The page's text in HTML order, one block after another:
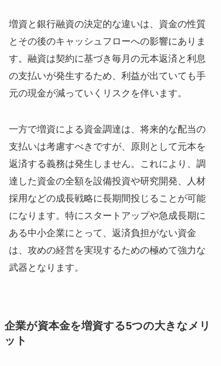
増資と銀行融資の決定的な違いは、資金の性質
とその後のキャッシュフローへの影響にありま
す。融資は契約に基づき毎月の元本返済と利息
の支払いが発生するため、利益が出ていても手
元の現金が減っていくリスクを伴います。
一方で増資による資金調達は、将来的な配当の
支払いは考慮すべきですが、原則として元本を
返済する義務は発生しません。これにより、調
達した資金の全額を設備投資や研究開発、人材
採用などの成長戦略に長期間投じることが可能
になります。特にスタートアップや急成長期に
ある中小企業にとって、返済負担がない資金
は、攻めの経営を実現するための極めて強力な
武器となります。
企業が資本金を増資する5つの大きなメリ
ット